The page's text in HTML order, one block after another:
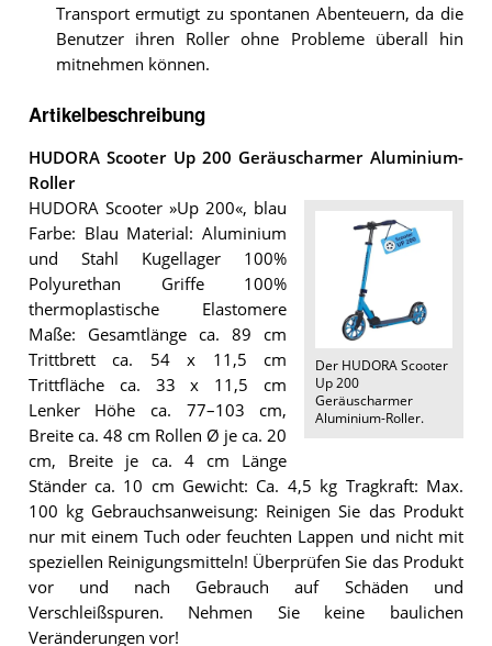
Transport ermutigt zu spontanen Abenteuern, da die
Benutzer ihren Roller ohne Probleme überall hin
mitnehmen können.
Artikelbeschreibung
HUDORA Scooter Up 200 Geräuscharmer Aluminium-
Roller
Der HUDORA Scooter
Up 200
Geräuscharmer
Aluminium-Roller.
HUDORA Scooter »Up 200«, blau
Farbe: Blau Material: Aluminium
und Stahl Kugellager 100%
Polyurethan Griffe 100%
thermoplastische Elastomere
Maße: Gesamtlänge ca. 89 cm
Trittbrett ca. 54 x 11,5 cm
Trittfläche ca. 33 x 11,5 cm
Lenker Höhe ca. 77–103 cm,
Breite ca. 48 cm Rollen Ø je ca. 20
cm, Breite je ca. 4 cm Länge
Ständer ca. 10 cm Gewicht: Ca. 4,5 kg Tragkraft: Max.
100 kg Gebrauchsanweisung: Reinigen Sie das Produkt
nur mit einem Tuch oder feuchten Lappen und nicht mit
speziellen Reinigungsmitteln! Überprüfen Sie das Produkt
vor und nach Gebrauch auf Schäden und
Verschleißspuren. Nehmen Sie keine baulichen
Veränderungen vor!